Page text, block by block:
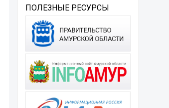
ПОЛЕЗНЫЕ РЕСУРСЫ